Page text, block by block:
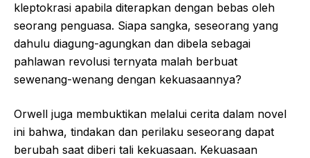
kleptokrasi apabila diterapkan dengan bebas oleh
seorang penguasa. Siapa sangka, seseorang yang
dahulu diagung-agungkan dan dibela sebagai
pahlawan revolusi ternyata malah berbuat
sewenang-wenang dengan kekuasaannya?
Orwell juga membuktikan melalui cerita dalam novel
ini bahwa, tindakan dan perilaku seseorang dapat
berubah saat diberi tali kekuasaan. Kekuasaan